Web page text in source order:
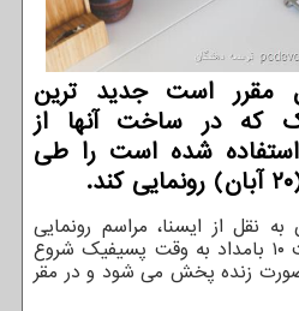
مقرر است جدید ترین
كه در ساخت آنها از
پردازنده های ARM استفاده شده است را طی
به نقل از ایسنا، مراسم رونمایی
جدید اپل ساعت ۱۰ بامداد به وقت پسیفیک شروع
زنده پخش می شود و در مقر